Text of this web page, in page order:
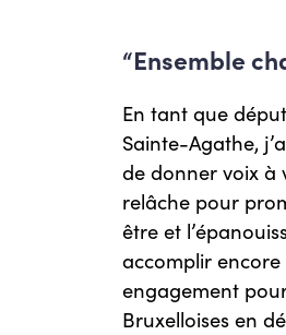
“Ensemble
En tant que
Sainte-Agathe,
de donner voix à
relâche pour
être et
accomplir
engagement
Bruxelloises en